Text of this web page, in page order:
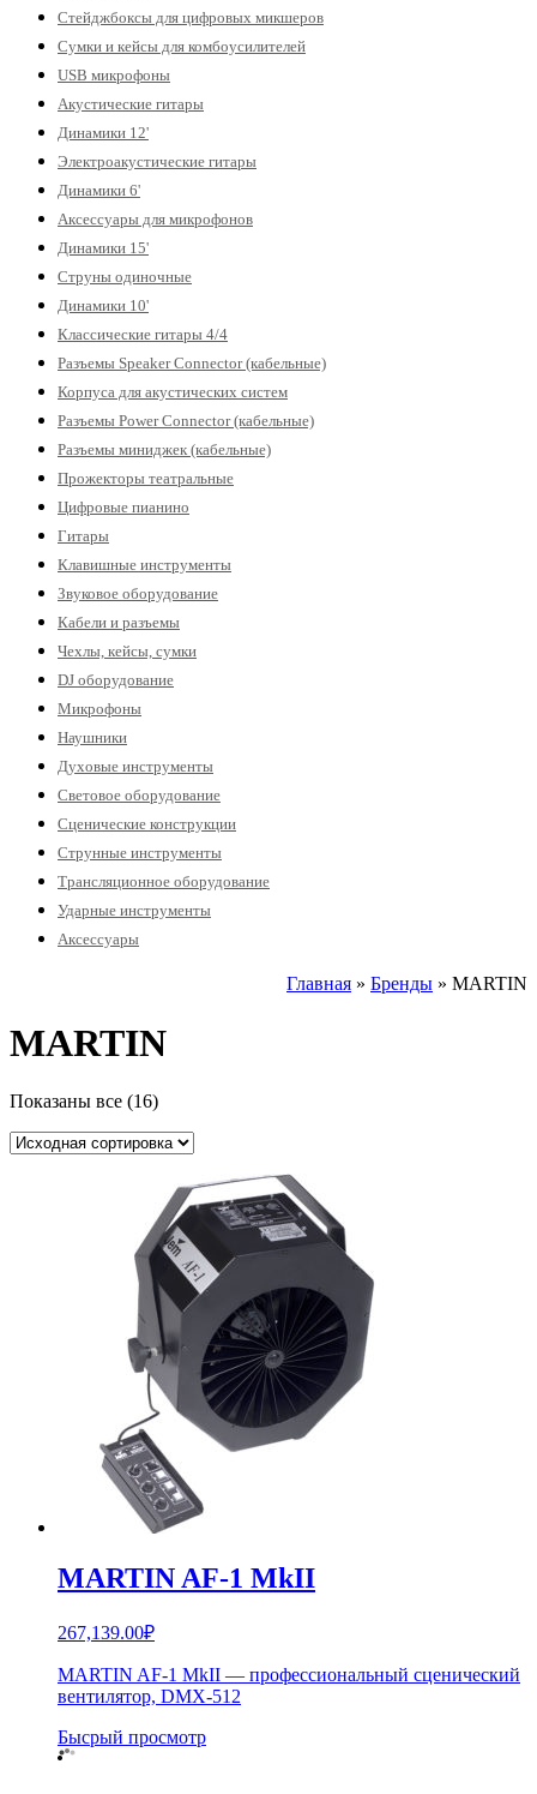
Стейджбоксы для цифровых микшеров
Сумки и кейсы для комбоусилителей
USB микрофоны
Акустические гитары
Динамики 12'
Электроакустические гитары
Динамики 6'
Аксессуары для микрофонов
Динамики 15'
Струны одиночные
Динамики 10'
Классические гитары 4/4
Разъемы Speaker Connector (кабельные)
Корпуса для акустических систем
Разъемы Power Connector (кабельные)
Разъемы миниджек (кабельные)
Прожекторы театральные
Цифровые пианино
Гитары
Клавишные инструменты
Звуковое оборудование
Кабели и разъемы
Чехлы, кейсы, сумки
DJ оборудование
Микрофоны
Наушники
Духовые инструменты
Световое оборудование
Сценические конструкции
Струнные инструменты
Трансляционное оборудование
Ударные инструменты
Аксессуары
Главная » Бренды » MARTIN
MARTIN
Показаны все (16)
MARTIN AF-1 MkII
267,139.00₽
MARTIN AF-1 MkII — профессиональный сценический
вентилятор, DMX-512
Бысрый просмотр